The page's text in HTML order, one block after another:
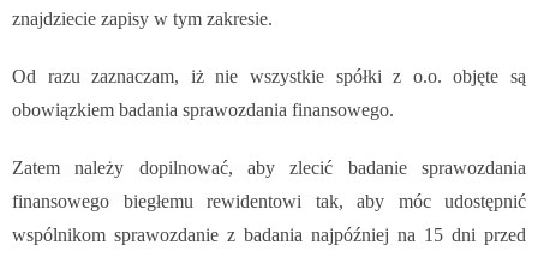
znajdziecie zapisy w tym zakresie.
Od razu zaznaczam, iż nie wszystkie spółki z o.o. objęte są
obowiązkiem badania sprawozdania finansowego.
Zatem należy dopilnować, aby zlecić badanie sprawozdania
finansowego biegłemu rewidentowi tak, aby móc udostępnić
wspólnikom sprawozdanie z badania najpóźniej na 15 dni przed